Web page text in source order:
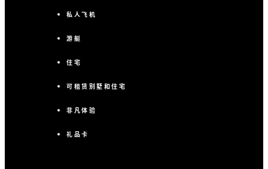
私人飞机
游艇
住宅
可租赁别墅和住宅
非凡体验
礼品卡